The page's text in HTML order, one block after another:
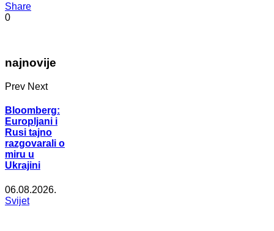
Share
0
najnovije
Prev Next
Bloomberg:
Europljani i
Rusi tajno
razgovarali o
miru u
Ukrajini
06.08.2026.
Svijet